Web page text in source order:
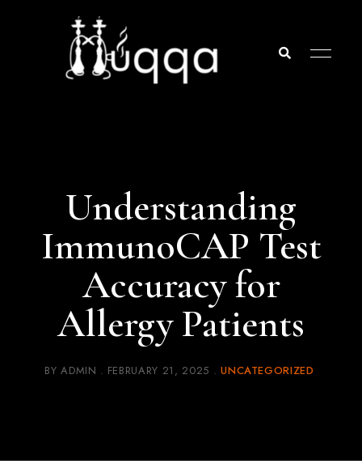
Experience
Bliss in
Every Puff
Understanding
ImmunoCAP Test
Accuracy for
Allergy Patients
BYADMIN FEBRUARY 21, 2025 UNCATEGORIZED